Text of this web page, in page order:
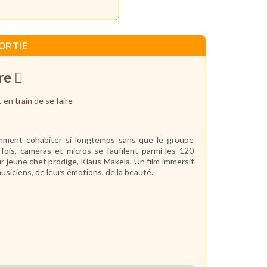
🪉
en train de se faire
cohabiter si longtemps sans que le groupe
caméras et micros se faufilent parmi les 120
jeune chef prodige, Klaus Mäkelä. Un film immersif
de leurs émotions, de la beauté.